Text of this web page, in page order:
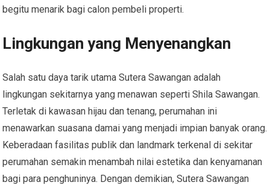
begitu menarik bagi calon pembeli properti.
Lingkungan yang Menyenangkan
Salah satu daya tarik utama Sutera Sawangan adalah
lingkungan sekitarnya yang menawan seperti Shila Sawangan.
Terletak di kawasan hijau dan tenang, perumahan ini
menawarkan suasana damai yang menjadi impian banyak orang.
Keberadaan fasilitas publik dan landmark terkenal di sekitar
perumahan semakin menambah nilai estetika dan kenyamanan
bagi para penghuninya. Dengan demikian, Sutera Sawangan